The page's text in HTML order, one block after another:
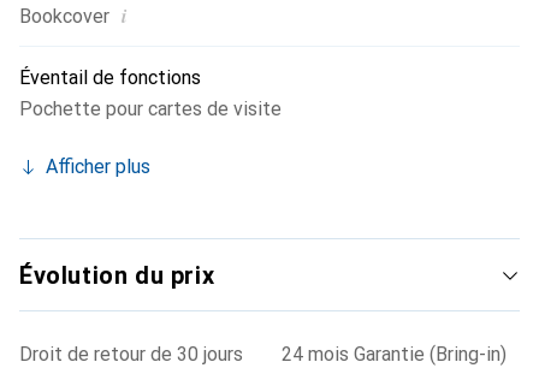
Bookcover i
Éventail de fonctions
Pochette pour cartes de visite
Afficher plus
Évolution du prix
Droit de retour de 30 jours
24 mois Garantie (Bring-in)